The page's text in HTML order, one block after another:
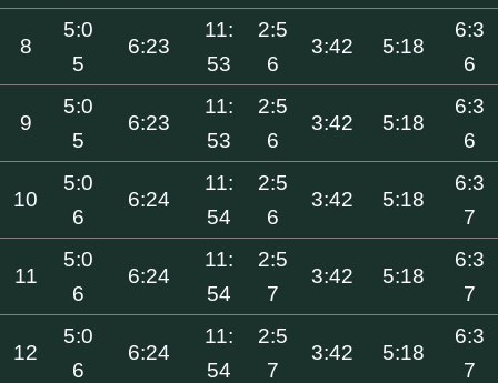
8
5:0
5
6:23
11:
53
2:5
6
3:42 5:18
6:3
6
9
5:0
5
6:23
11:
53
2:5
6
3:42 5:18
6:3
6
10
5:0
6
6:24
11:
54
2:5
6
3:42 5:18
6:3
7
11
5:0
6
6:24
11:
54
2:5
7
3:42 5:18
6:3
7
12
5:0
6
6:24
11:
54
2:5
7
3:42 5:18
6:3
7